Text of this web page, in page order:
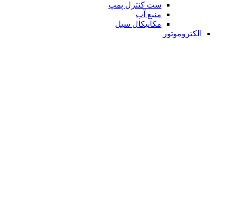
ست کنترل پمپ
منبع آب
مکانیکال سیل
الکتروموتور